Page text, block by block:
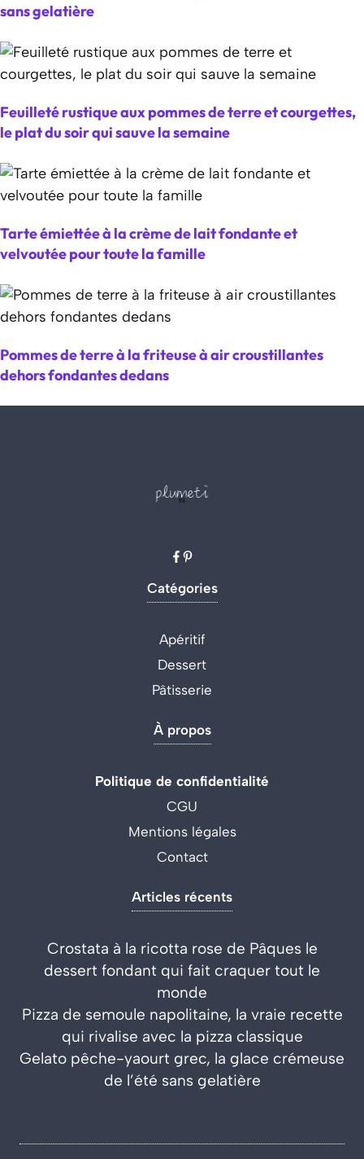
sans gelatière
Feuilleté rustique aux pommes de terre et courgettes,
le plat du soir qui sauve la semaine
Tarte émiettée à la crème de lait fondante et
velvoutée pour toute la famille
Pommes de terre à la friteuse à air croustillantes
dehors fondantes dedans
Catégories
Apéritif
Dessert
Pâtisserie
À propos
Politique de confidentialité
CGU
Mentions légales
Contact
Articles récents
Crostata à la ricotta rose de Pâques le
dessert fondant qui fait craquer tout le
monde
Pizza de semoule napolitaine, la vraie recette
qui rivalise avec la pizza classique
Gelato pêche-yaourt grec, la glace crémeuse
de l’été sans gelatière